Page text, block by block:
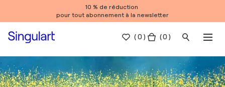
10 % de réduction
pour tout abonnement à la newsletter
(0 ) ( 0 )